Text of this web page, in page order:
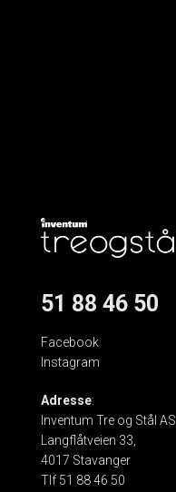
51 88 46 50
Facebook
Instagram
Adresse:
Inventum Tre og Stål AS
Langflåtveien 33,
4017 Stavanger
Tlf 51 88 46 50